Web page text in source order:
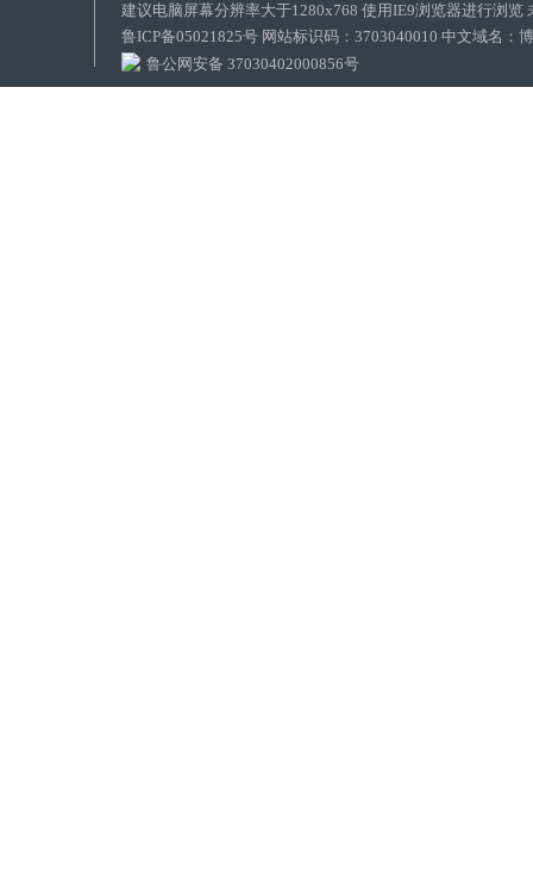
建议电脑屏幕分辨率大于1280x768 使用IE9浏览器进行浏览
鲁ICP备05021825号 网站标识码：3703040010 中文域名：
鲁公网安备 37030402000856号